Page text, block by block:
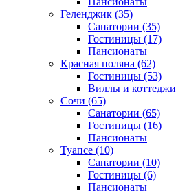
Геленджик (35)
Санатории (35)
Гостиницы (17)
Пансионаты
Красная поляна (62)
Гостиницы (53)
Виллы и коттеджи
Сочи (65)
Санатории (65)
Гостиницы (16)
Пансионаты
Туапсе (10)
Санатории (10)
Гостиницы (6)
Пансионаты